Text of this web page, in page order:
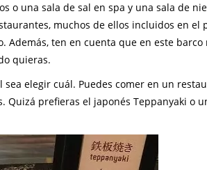
o una sala de sal en spa y una sala de
muchos de ellos incluidos en el
ten en cuenta que en este barco
quieras.
elegir cuál. Puedes comer en un
Quizá prefieras el japonés Teppanyaki o